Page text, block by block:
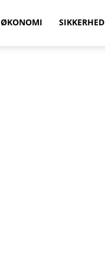
ØKONOMI SIKKERHED